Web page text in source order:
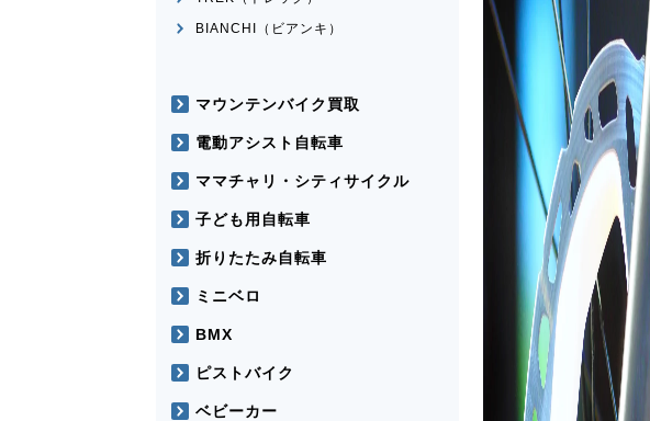
BIANCHI（ビアンキ）
マウンテンバイク買取
電動アシスト自転車
ママチャリ・シティサイクル
子ども用自転車
折りたたみ自転車
ミニベロ
BMX
ピストバイク
ベビーカー